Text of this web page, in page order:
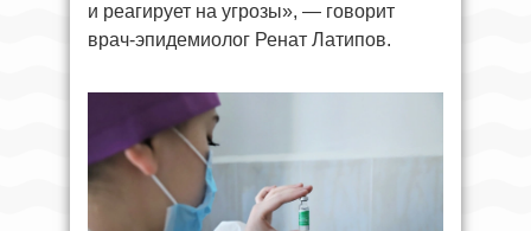
и реагирует на угрозы», — говорит
врач-эпидемиолог Ренат Латипов.